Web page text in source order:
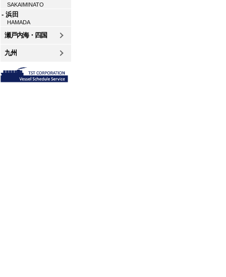
SAKAIMINATO
- 浜田
HAMADA
瀬戸内海・四国
九州